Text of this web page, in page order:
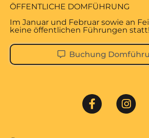
ÖFFENTLICHE DOMFÜHRUNG
Im Januar und Februar sowie an
keine öffentlichen Führungen statt!
Buchung